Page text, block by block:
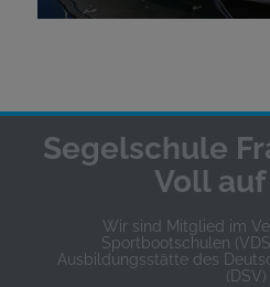
Segelschule
Voll
Wir sind Mitglied im
Sportbootschulen
Ausbildungsstätte des
(DSV)